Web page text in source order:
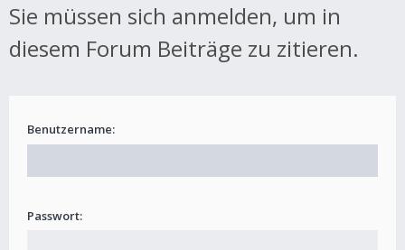
Sie müssen sich anmelden, um in
diesem Forum Beiträge zu zitieren.
Benutzername:
Passwort: